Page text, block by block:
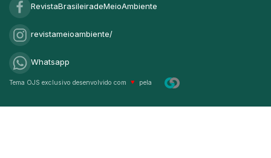
RevistaBrasileiradeMeioAmbiente
revistameioambiente/
Whatsapp
Tema OJS exclusivo desenvolvido com ♥ pela